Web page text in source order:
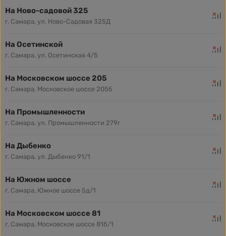
На Ново-садовой 325
г. Самара, ул. Ново-Садовая 325Д
На Осетинской
г. Самара, ул. Осетинская 4/5
На Московском шоссе 205
г. Самара, Московское шоссе 205б
На Промышленности
г. Самара, ул. Промышленности 279г
На Дыбенко
г. Самара, ул. Дыбенко 91/1
На Южном шоссе
г. Самара, Южное шоссе 5д/1
На Московском шоссе 81
г. Самара, Московское шоссе 81б/1